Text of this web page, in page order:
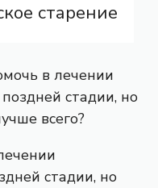
старение
стадии, но